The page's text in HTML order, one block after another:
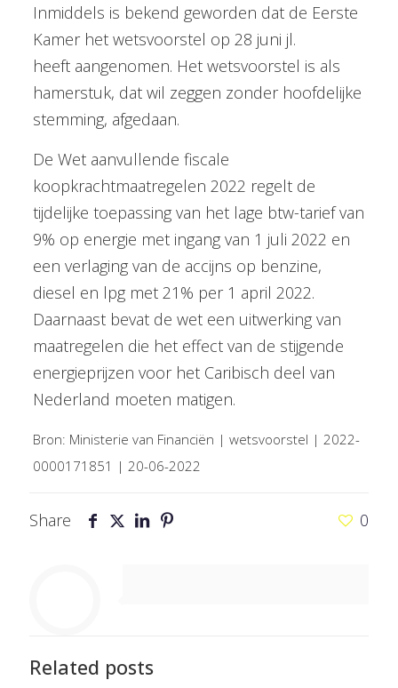
Inmiddels is bekend geworden dat de Eerste
Kamer het wetsvoorstel op 28 juni jl.
heeft aangenomen. Het wetsvoorstel is als
hamerstuk, dat wil zeggen zonder hoofdelijke
stemming, afgedaan.
De Wet aanvullende fiscale
koopkrachtmaatregelen 2022 regelt de
tijdelijke toepassing van het lage btw-tarief van
9% op energie met ingang van 1 juli 2022 en
een verlaging van de accijns op benzine,
diesel en lpg met 21% per 1 april 2022.
Daarnaast bevat de wet een uitwerking van
maatregelen die het effect van de stijgende
energieprijzen voor het Caribisch deel van
Nederland moeten matigen.
Bron: Ministerie van Financiën | wetsvoorstel | 2022-
0000171851 | 20-06-2022
Share 0
Related posts